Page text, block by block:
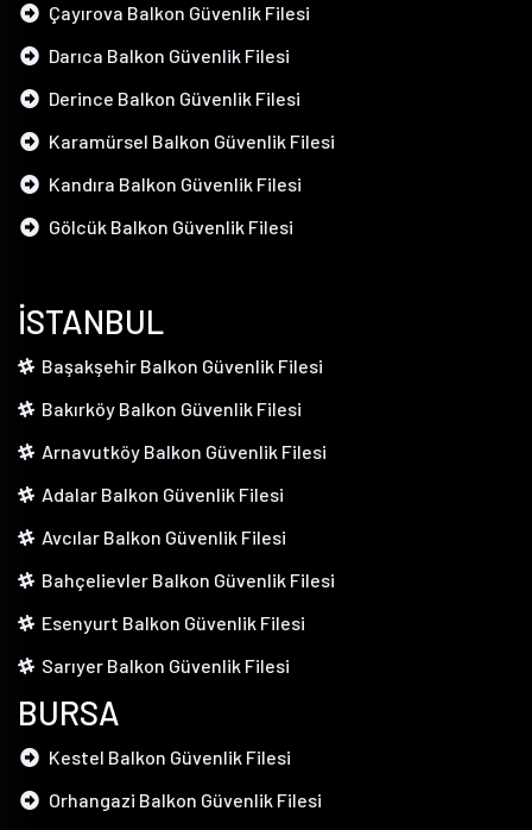
Çayırova Balkon Güvenlik Filesi
Darıca Balkon Güvenlik Filesi
Derince Balkon Güvenlik Filesi
Karamürsel Balkon Güvenlik Filesi
Kandıra Balkon Güvenlik Filesi
Gölcük Balkon Güvenlik Filesi
İSTANBUL
Başakşehir Balkon Güvenlik Filesi
Bakırköy Balkon Güvenlik Filesi
Arnavutköy Balkon Güvenlik Filesi
Adalar Balkon Güvenlik Filesi
Avcılar Balkon Güvenlik Filesi
Bahçelievler Balkon Güvenlik Filesi
Esenyurt Balkon Güvenlik Filesi
Sarıyer Balkon Güvenlik Filesi
BURSA
Kestel Balkon Güvenlik Filesi
Orhangazi Balkon Güvenlik Filesi